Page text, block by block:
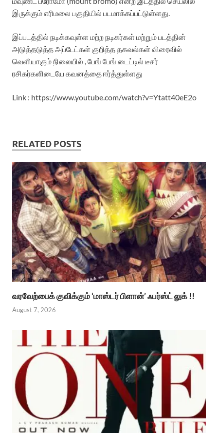
இருக்கும் எரிமலை பகுதியில் படமாக்கப்பட்டுள்ளது.
இப்படத்தில் நடிக்கவுள்ள மற்ற நடிகர்கள் மற்றும் படத்தின்
அடுத்தடுத்த அப்டேட்கள் குறித்த தகவல்கள் விரைவில்
வெளியாகும் நிலையில் , பேங் பேங் டைட்டில் டீசர்
ரசிகர்களிடையே கவனத்தை ஈர்த்துள்ளது
Link : https://www.youtube.com/watch?v=Ytatt40eE2o
RELATED POSTS
வரவேற்பைக் குவிக்கும் ‘மாஸ்டர் பிளான்’ ஃபர்ஸ்ட் லுக் !!
August 7, 2026